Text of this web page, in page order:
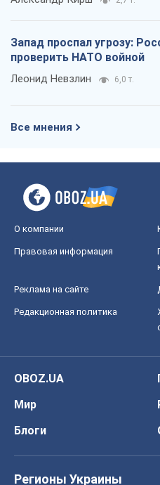
Запад проспал угрозу:
проверить НАТО войной
Леонид Невзлин 6,0 т.
Все мнения
О компании
Правовая информация
Реклама на сайте
Редакционная политика
OBOZ.UA
Мир
Блоги
Регионы Украины